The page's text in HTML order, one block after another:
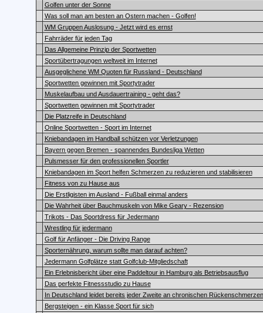
Golfen unter der Sonne
Was soll man am besten an Ostern machen - Golfen!
WM Gruppen Auslosung - Jetzt wird es ernst
Fahrräder für jeden Tag
Das Allgemeine Prinzip der Sportwetten
Sportübertragungen weltweit im Internet
Ausgeglichene WM Quoten für Russland - Deutschland
Sportwetten gewinnen mit Sportytrader
Muskelaufbau und Ausdauertraining - geht das?
Sportwetten gewinnen mit Sportytrader
Die Platzreife in Deutschland
Online Sportwetten - Sport im Internet
Kniebandagen im Handball schützen vor Verletzungen
Bayern gegen Bremen - spannendes Bundesliga Wetten
Pulsmesser für den professionellen Sportler
Kniebandagen im Sport helfen Schmerzen zu reduzieren und stabilisieren
Fitness von zu Hause aus
Die Erstligisten im Ausland - Fußball einmal anders
Die Wahrheit über Bauchmuskeln von Mike Geary - Rezension
Trikots - Das Sportdress für Jedermann
Wrestling für jedermann
Golf für Anfänger - Die Driving Range
Sporternährung, warum sollte man darauf achten?
Jedermann Golfplätze statt Golfclub-Mitgliedschaft
Ein Erlebnisbericht über eine Paddeltour in Hamburg als Betriebsausflug
Das perfekte Fitnessstudio zu Hause
In Deutschland leidet bereits jeder Zweite an chronischen Rückenschmerzen
Bergsteigen - ein Klasse Sport für sich